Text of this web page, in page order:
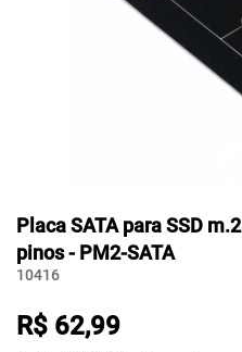
Placa SATA para SSD
pinos - PM2-SATA
10416
R$ 62,99